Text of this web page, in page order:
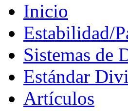
Inicio
Estabilidad/
Sistemas de
Estándar
Artículos